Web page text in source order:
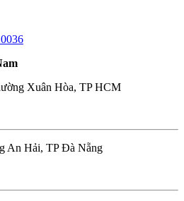
Xuân Hòa, TP HCM
An Hải, TP Đà Nẵng